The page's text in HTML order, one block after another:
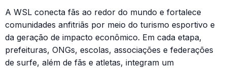
A WSL conecta fãs ao redor do mundo e fortalece
comunidades anfitriãs por meio do turismo esportivo e
da geração de impacto econômico. Em cada etapa,
prefeituras, ONGs, escolas, associações e federações
de surfe, além de fãs e atletas, integram um